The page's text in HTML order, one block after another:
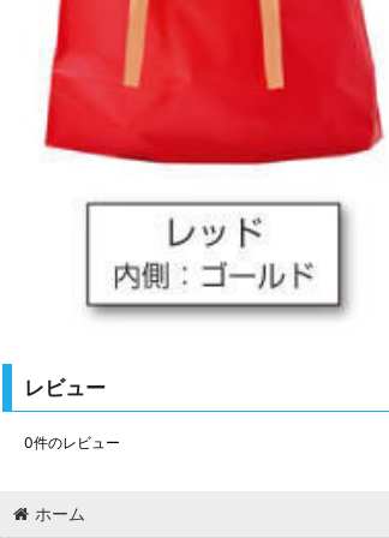
レビュー
0件のレビュー
ホーム